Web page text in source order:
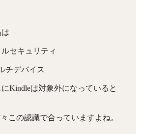
セキュリティ
チデバイス
Kindleは対象外になっていると
々この認識で合っていますよね。